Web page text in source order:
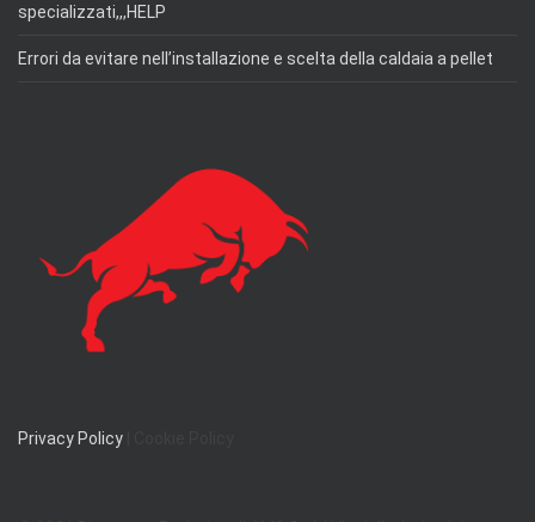
specializzati,,,HELP
Errori da evitare nell’installazione e scelta della caldaia a pellet
Privacy Policy